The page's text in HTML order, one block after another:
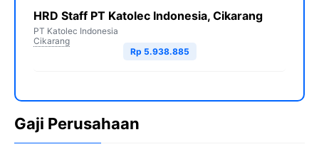
HRD Staff PT Katolec Indonesia, Cikarang
PT Katolec Indonesia
Cikarang
Rp 5.938.885
Gaji Perusahaan